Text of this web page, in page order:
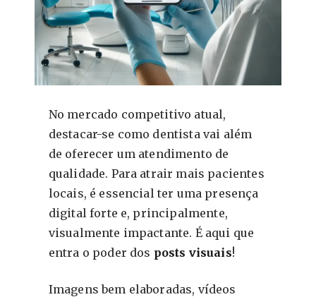
No mercado competitivo atual,
destacar-se como dentista vai além
de oferecer um atendimento de
qualidade. Para atrair mais pacientes
locais, é essencial ter uma presença
digital forte e, principalmente,
visualmente impactante. É aqui que
entra o poder dos posts visuais!
Imagens bem elaboradas, vídeos